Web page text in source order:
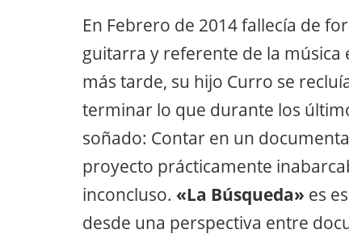
En Febrero de 2014 fallecía de
guitarra y referente de la música
más tarde, su hijo Curro se
terminar lo que durante los
soñado: Contar en un
proyecto prácticamente
inconcluso. «La Búsqueda» es
desde una perspectiva entre